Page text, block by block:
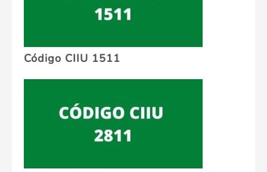
Código CIIU 1511